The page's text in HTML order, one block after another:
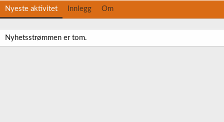
Nyeste aktivitet Innlegg Om
Nyhetsstrømmen er tom.